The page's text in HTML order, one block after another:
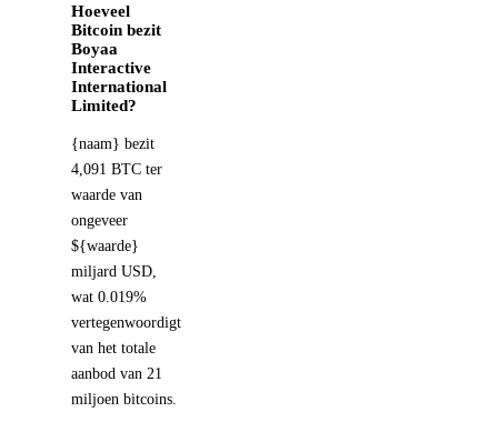
Hoeveel
Bitcoin bezit
Boyaa
Interactive
International
Limited?
{naam} bezit
4,091 BTC ter
waarde van
ongeveer
${waarde}
miljard USD,
wat 0.019%
vertegenwoordigt
van het totale
aanbod van 21
miljoen bitcoins.